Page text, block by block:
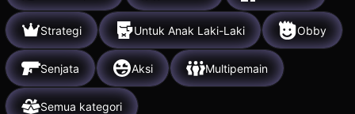
Strategi Untuk Anak Laki-Laki Obby
Senjata Aksi Multipemain
Semua kategori